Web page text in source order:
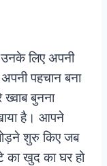
लिए अपनी
पहचान बना
बुनना
है। आपने
शुरु किए जब
का खुद का घर हो